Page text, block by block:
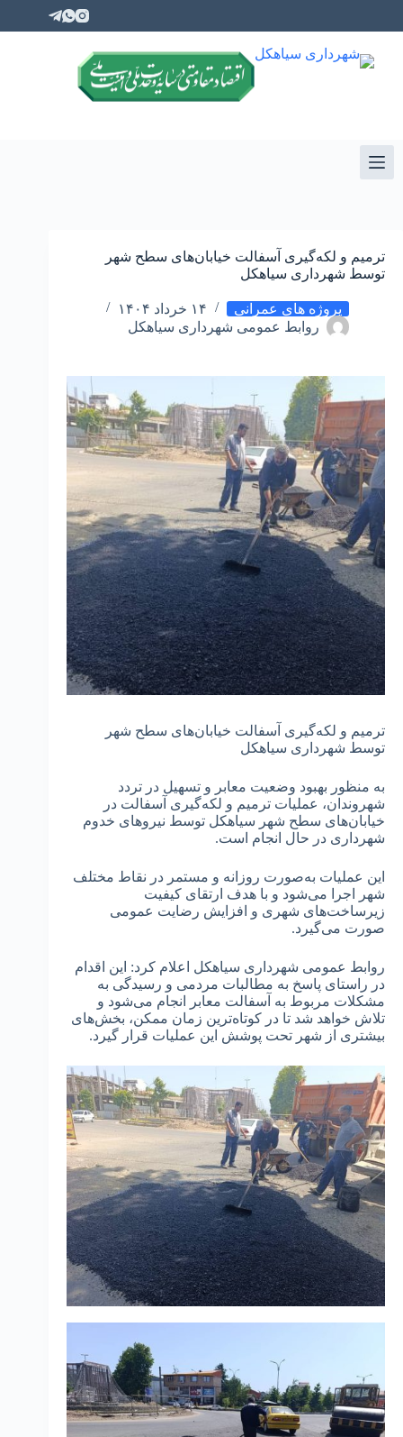
ترمیم و لکه‌گیری آسفالت خیابان‌های سطح شهر
توسط شهرداری سیاهکل
پروژه های عمرانی
۱۴ خرداد ۱۴۰۴
روابط عمومی شهرداری سیاهکل
ترمیم و لکه‌گیری آسفالت خیابان‌های سطح شهر
توسط شهرداری سیاهکل
به منظور بهبود وضعیت معابر و تسهیل در تردد
شهروندان، عملیات ترمیم و لکه‌گیری آسفالت در
خیابان‌های سطح شهر سیاهکل توسط نیروهای خدوم
شهرداری در حال انجام است.
این عملیات به‌صورت روزانه و مستمر در نقاط مختلف
شهر اجرا می‌شود و با هدف ارتقای کیفیت
زیرساخت‌های شهری و افزایش رضایت عمومی
صورت می‌گیرد.
روابط عمومی شهرداری سیاهکل اعلام کرد: این اقدام
در راستای پاسخ به مطالبات مردمی و رسیدگی به
مشکلات مربوط به آسفالت معابر انجام می‌شود و
تلاش خواهد شد تا در کوتاه‌ترین زمان ممکن، بخش‌های
بیشتری از شهر تحت پوشش این عملیات قرار گیرد.